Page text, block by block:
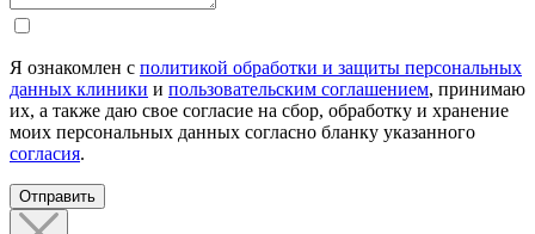
Я ознакомлен с политикой обработки и защиты персональных
данных клиники и пользовательским соглашением, принимаю
их, а также даю свое согласие на сбор, обработку и хранение
моих персональных данных согласно бланку указанного
согласия.
Отправить